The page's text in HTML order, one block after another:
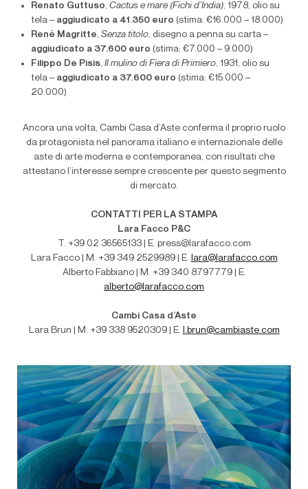
Renato Guttuso, Cactus e mare (Fichi d’India), 1978, olio su
tela – aggiudicato a 41.350 euro (stima: €16.000 – 18.000)
René Magritte, Senza titolo, disegno a penna su carta –
aggiudicato a 37.600 euro (stima: €7.000 – 9.000)
Filippo De Pisis, Il mulino di Fiera di Primiero, 1931, olio su
tela – aggiudicato a 37.600 euro (stima: €15.000 –
20.000)
Ancora una volta, Cambi Casa d’Aste conferma il proprio ruolo
da protagonista nel panorama italiano e internazionale delle
aste di arte moderna e contemporanea, con risultati che
attestano l’interesse sempre crescente per questo segmento
di mercato.
CONTATTI PER LA STAMPA
Lara Facco P&C
T. +39 02 36565133 | E. press@larafacco.com
Lara Facco | M. +39 349 2529989 | E. lara@larafacco.com
Alberto Fabbiano | M. +39 340 8797779 | E.
alberto@larafacco.com
Cambi Casa d’Aste
Lara Brun | M . +39 338 9520309 | E. l.brun@cambiaste.com